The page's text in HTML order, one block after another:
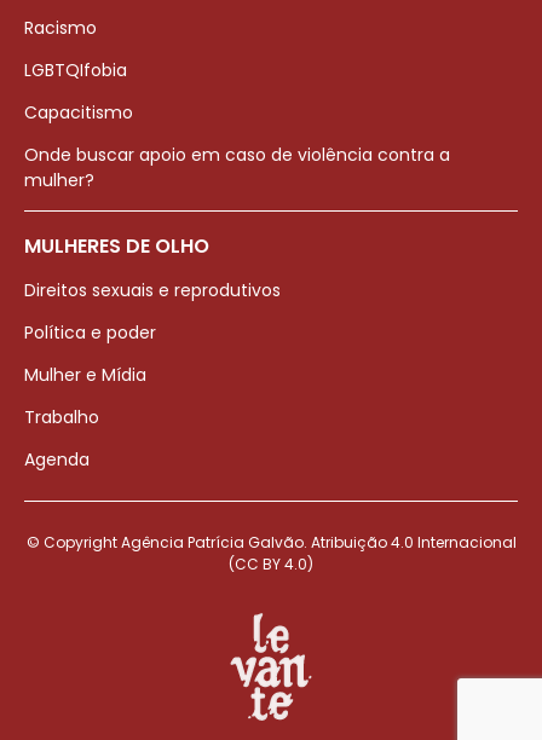
Racismo
LGBTQIfobia
Capacitismo
Onde buscar apoio em caso de violência contra a
mulher?
MULHERES DE OLHO
Direitos sexuais e reprodutivos
Política e poder
Mulher e Mídia
Trabalho
Agenda
© Copyright Agência Patrícia Galvão. Atribuição 4.0 Internacional
(CC BY 4.0)